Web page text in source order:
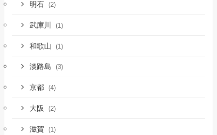
明石 (2)
武庫川 (1)
和歌山 (1)
淡路島 (3)
京都 (4)
大阪 (2)
滋賀 (1)